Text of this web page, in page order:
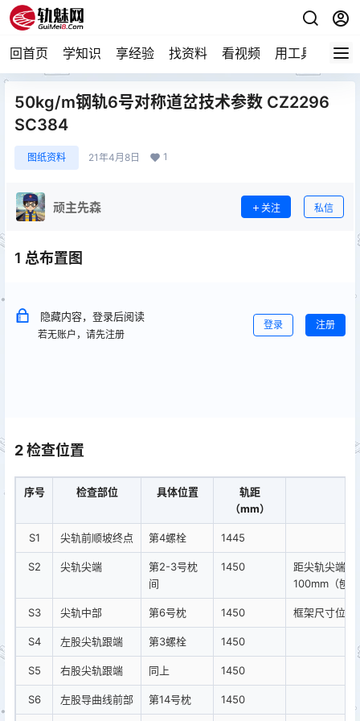
回首页 学知识 享经验 找资料 看视频 用工具 论技
50kg/m钢轨6号对称道岔技术参数 CZ2296
SC384
图纸资料 21年4月8日 1
顽主先森 关注 私信
1 总布置图
隐藏内容，登录后阅读
若无账户，请先注册
登录 注册
2 检查位置
序号 检查部位 具体位置
轨距
（mm）
S1 尖轨前顺坡终点 第4螺栓 1445
S2 尖轨尖端
第2-3号枕
间
1450
距尖轨尖端
100mm（刨
S3 尖轨中部 第6号枕 1450 框架尺寸位置
S4 左股尖轨跟端 第3螺栓 1450
S5 右股尖轨跟端 同上 1450
S6 左股导曲线前部 第14号枕 1450